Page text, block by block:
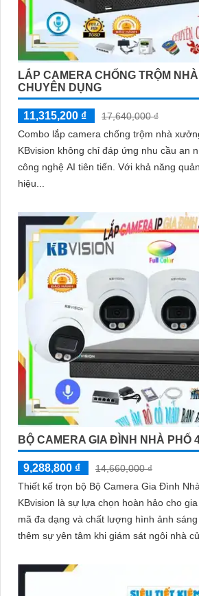
LẮP CAMERA CHỐNG TRỘM
CHUYÊN DỤNG
11,315,200 ₫
17,640,000 ₫
Combo lắp camera chống trộm nhà
KBvision không chỉ đáp ứng nhu cầu an
công nghệ AI tiên tiến. Với khả năng quản lý và giám sát
hiệu...
BỘ CAMERA GIA ĐÌNH NHÀ PHỐ
9,288,800 ₫
14,660,000 ₫
Thiết kế trọn bộ Bộ Camera Gia Đình
KBvision là sự lựa chọn hoàn hảo cho gia đình
mã đa dạng và chất lượng hình ảnh
thêm sự yên tâm khi giám sát ngôi nhà